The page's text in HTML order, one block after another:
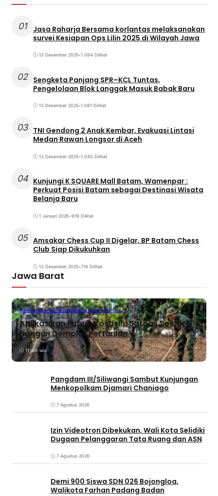
01
Jasa Raharja Bersama korlantas melaksanakan
survei Kesiapan Ops Lilin 2025 di Wilayah Jawa
13 Desember 2025•1.094 Dilihat
02 Sengketa Panjang SPR–KCL Tuntas,
Pengelolaan Blok Langgak Masuk Babak Baru
13 Desember 2025•1.081 Dilihat
03 TNI Gendong 2 Anak Kembar, Evakuasi Lintasi
Medan Rawan Longsor di Aceh
13 Desember 2025•1.040 Dilihat
04 Kunjungi K SQUARE Mall Batam, Wamenpar :
Perkuat Posisi Batam sebagai Destinasi Wisata
Belanja Baru
1 Januari 2026•919 Dilihat
05 Amsakar Chess Cup II Digelar, BP Batam Chess
Club Siap Dikukuhkan
13 Desember 2025•719 Dilihat
Jawa Barat
BandungBerita TerbaruBerita UtamaPeristiwa
Aplikasikan Pupuk Kosasih, Satgas Sektor 8
Bangun Demplot Pertanian
11 jam lalu
Pangdam III/Siliwangi Sambut Kunjungan
Menkopolkam Djamari Chaniago
7 Agustus 2026
Izin Videotron Dibekukan, Wali Kota Selidiki
Dugaan Pelanggaran Tata Ruang dan ASN
7 Agustus 2026
Demi 900 Siswa SDN 026 Bojongloa,
Walikota Farhan Padang Badan